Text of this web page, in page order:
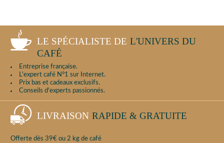
LE SPÉCIALISTE DE L'UNIVERS DU
CAFÉ
Entreprise française.
L'expert café N°1 sur Internet.
Prix bas et cadeaux exclusifs.
Conseils d'experts passionnés.
LIVRAISON RAPIDE & GRATUITE
Offerte dès 39€ ou 2 kg de café